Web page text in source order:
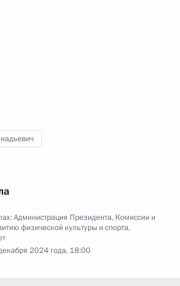
Администрация Президента, Комиссии и
физической культуры и спорта,
2024 года, 18:00